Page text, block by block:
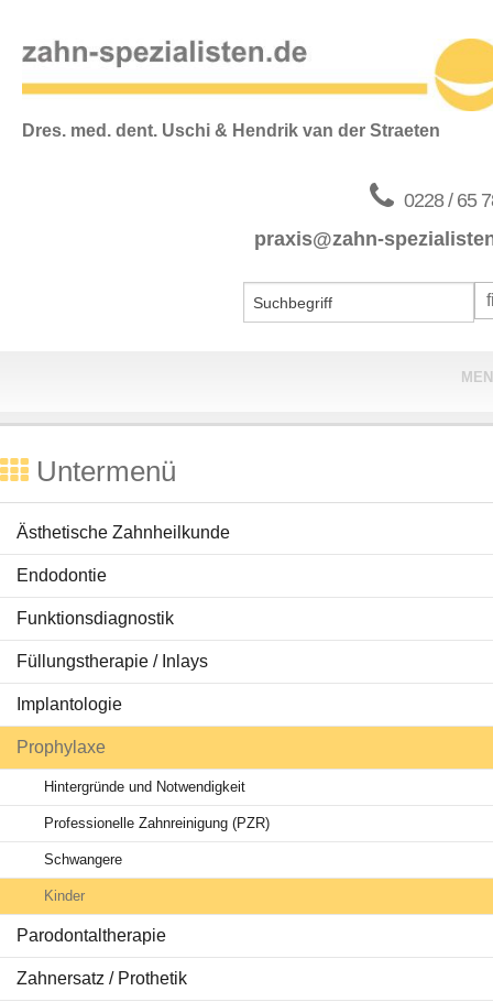
Dres. med. dent. Uschi & Hendrik van der Straeten
0228 / 65
praxis@zahn-
Praxis & Team
Behandlungen
Ratgeber Zähne
Aktuelles
Untermenü
Ästhetische Zahnheilkunde
Endodontie
Funktionsdiagnostik
Füllungstherapie / Inlays
Implantologie
Prophylaxe
Hintergründe und Notwendigkeit
Professionelle Zahnreinigung (PZR)
Schwangere
Kinder
Parodontaltherapie
Zahnersatz / Prothetik